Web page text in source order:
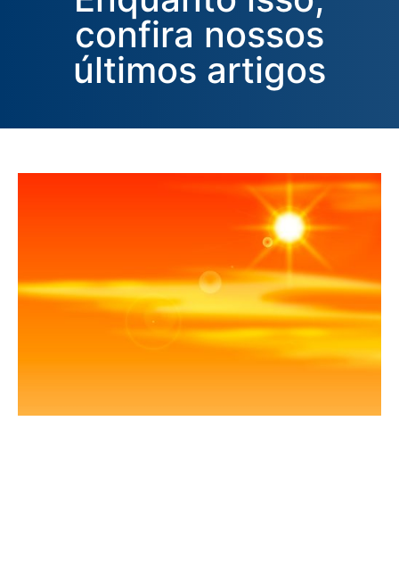
confira nossos
últimos artigos